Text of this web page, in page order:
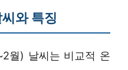
와 특징
월) 날씨는 비교적 온